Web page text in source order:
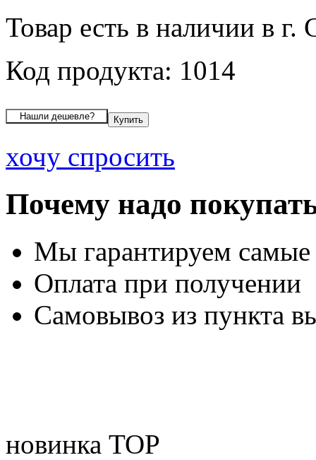
Товар есть в наличии в г.
Код продукта: 1014
хочу спросить
Почему надо
Мы гарантируем
Оплата при получении
Самовывоз из пункта
новинка TOP